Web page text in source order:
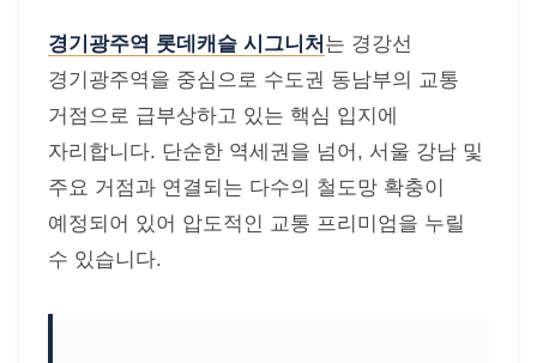
경기광주역 롯데캐슬 시그니처 는 경강선
경기광주역을 중심으로 수도권 동남부의 교통
거점으로 급부상하고 있는 핵심 입지에
자리합니다. 단순한 역세권을 넘어, 서울 강남 및
주요 거점과 연결되는 다수의 철도망 확충이
예정되어 있어 압도적인 교통 프리미엄을 누릴
수 있습니다.